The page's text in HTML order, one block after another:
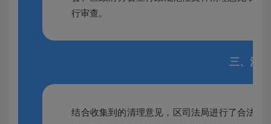
行审查。
三、清
结合收集到的清理意见，区司法局进行了合法性